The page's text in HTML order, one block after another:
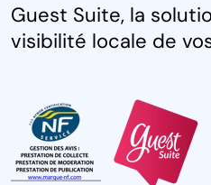
Guest Suite, la
visibilité locale de